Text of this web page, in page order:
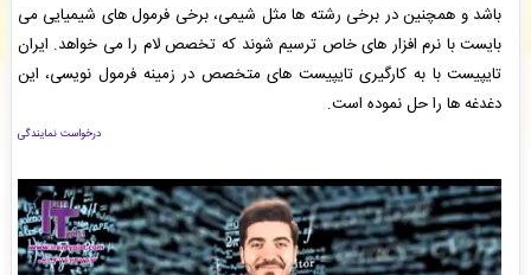
جعفر نیازی: پیش فاکتور شما با موفقیت پرداخت شد و سفارش تایپ، صفحه آرایی شما در حال
انجام است. -( پنجشنبه ۰۵/۰۵/۱۵ ۱۴:۰۵:۳۸)
: سفارش تایپ، صفحه آرایی شما ثبت شد به زودی توسط اپراتور بررسی خواهد
شد. -( پنجشنبه ۰۵/۰۵/۱۵ ۱۴:۰۱:۵۱)
علی احمد زاده: سفارش تایپ، صفحه آرایی شما ثبت شد به زودی توسط اپراتور بررسی خواهد
باشد و همچنین در برخی رشته ها مثل شیمی، برخی فرمول های شیمیایی می
بایست با نرم افزار های خاص ترسیم شوند که تخصص لام را می خواهد. ایران
تایپیست با به کارگیری تایپیست های متخصص در زمینه فرمول نویسی، این
دغدغه ها را حل نموده است.
درخواست نمایندگی